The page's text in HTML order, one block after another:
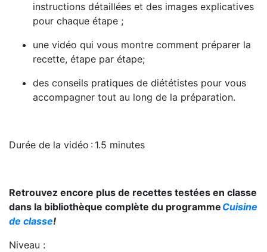
instructions détaillées et des images explicatives
pour chaque étape ;
une vidéo qui vous montre comment préparer la
recette, étape par étape;
des conseils pratiques de diététistes pour vous
accompagner tout au long de la préparation.
Durée de la vidéo : 1.5 minutes
Retrouvez encore plus de recettes testées en classe
dans la bibliothèque complète du programme Cuisine
de classe!
Niveau :